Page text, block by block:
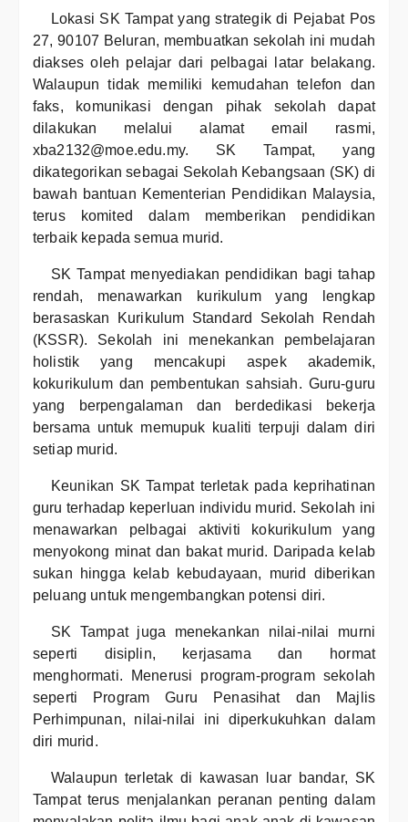
Lokasi SK Tampat yang strategik di Pejabat Pos
27, 90107 Beluran, membuatkan sekolah ini mudah
diakses oleh pelajar dari pelbagai latar belakang.
Walaupun tidak memiliki kemudahan telefon dan
faks, komunikasi dengan pihak sekolah dapat
dilakukan melalui alamat email rasmi,
xba2132@moe.edu.my. SK Tampat, yang
dikategorikan sebagai Sekolah Kebangsaan (SK) di
bawah bantuan Kementerian Pendidikan Malaysia,
terus komited dalam memberikan pendidikan
terbaik kepada semua murid.
SK Tampat menyediakan pendidikan bagi tahap
rendah, menawarkan kurikulum yang lengkap
berasaskan Kurikulum Standard Sekolah Rendah
(KSSR). Sekolah ini menekankan pembelajaran
holistik yang mencakupi aspek akademik,
kokurikulum dan pembentukan sahsiah. Guru-guru
yang berpengalaman dan berdedikasi bekerja
bersama untuk memupuk kualiti terpuji dalam diri
setiap murid.
Keunikan SK Tampat terletak pada keprihatinan
guru terhadap keperluan individu murid. Sekolah ini
menawarkan pelbagai aktiviti kokurikulum yang
menyokong minat dan bakat murid. Daripada kelab
sukan hingga kelab kebudayaan, murid diberikan
peluang untuk mengembangkan potensi diri.
SK Tampat juga menekankan nilai-nilai murni
seperti disiplin, kerjasama dan hormat
menghormati. Menerusi program-program sekolah
seperti Program Guru Penasihat dan Majlis
Perhimpunan, nilai-nilai ini diperkukuhkan dalam
diri murid.
Walaupun terletak di kawasan luar bandar, SK
Tampat terus menjalankan peranan penting dalam